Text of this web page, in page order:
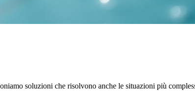
soluzioni che risolvono anche le situazioni più